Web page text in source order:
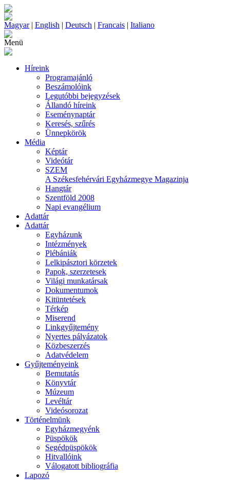
Magyar| English | Deutsch | Francais | Italiano
Menü
Híreink
Programajánló
Beszámolóink
Legutóbbi bejegyzések
Állandó híreink
Eseménynaptár
Keresés, szűrés
Ünnepkörök
Média
Képtár
Videótár
SZEM
A Székesfehérvári Egyházmegye Magazinja
Hangtár
Szentföld 2008
Napi evangélium
Adattár
Adattár
Egyházunk
Intézmények
Plébániák
Lelkipásztori körzetek
Papok, szerzetesek
Világi munkatársak
Dokumentumok
Kitüntetések
Térkép
Miserend
Linkgyűjtemény
Nyertes pályázatok
Közbeszerzés
Adatvédelem
Gyűjteményeink
Bemutatás
Könyvtár
Múzeum
Levéltár
Videósorozat
Történelmünk
Egyházmegyénk
Püspökök
Segédpüspökök
Hitvallóink
Válogatott bibliográfia
Lapozó